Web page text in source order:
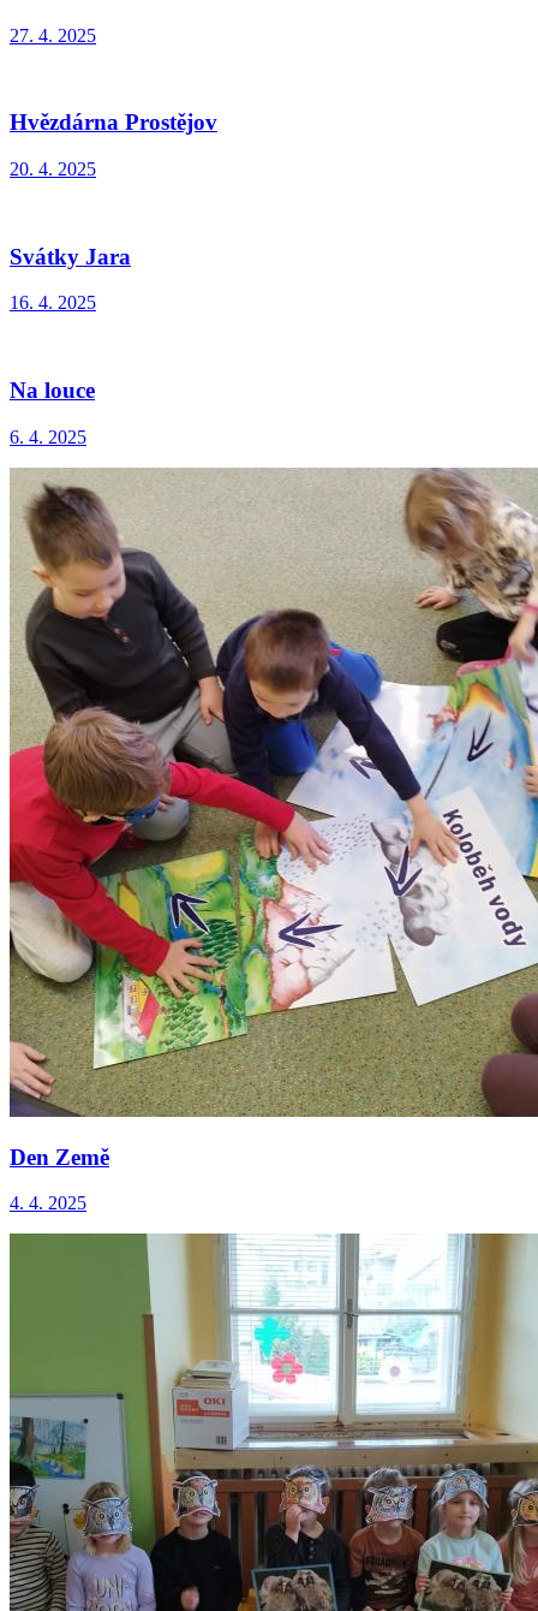
27. 4. 2025
Hvězdárna Prostějov
20. 4. 2025
Svátky Jara
16. 4. 2025
Na louce
6. 4. 2025
Den Země
4. 4. 2025